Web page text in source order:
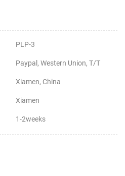
PLP-3
Paypal, Western Union, T/T
Xiamen, China
Xiamen
1-2weeks